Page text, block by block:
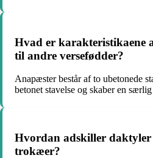
Hvad er karakteristikaene
til andre versefødder?
Anapæster består af to ubetonede
betonet stavelse og skaber en
Hvordan adskiller
trokæer?